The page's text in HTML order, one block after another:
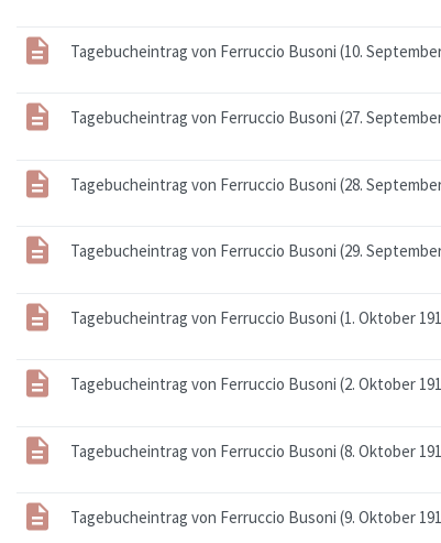
Tagebucheintrag von Ferruccio Busoni (10.
Tagebucheintrag von Ferruccio Busoni (27.
Tagebucheintrag von Ferruccio Busoni (28.
Tagebucheintrag von Ferruccio Busoni (29.
Tagebucheintrag von Ferruccio Busoni (1. Oktober
Tagebucheintrag von Ferruccio Busoni (2. Oktober
Tagebucheintrag von Ferruccio Busoni (8. Oktober
Tagebucheintrag von Ferruccio Busoni (9. Oktober